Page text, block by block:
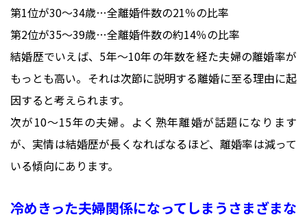
第1位が30～34歳…全離婚件数の21％の比率
第2位が35～39歳…全離婚件数の約14％の比率
結婚歴でいえば、5年～10年の年数を経た夫婦の離婚率が
もっとも高い。それは次節に説明する離婚に至る理由に起
因すると考えられます。
次が10～15年の夫婦。よく熟年離婚が話題になります
が、実情は結婚歴が長くなればなるほど、離婚率は減って
いる傾向にあります。
冷めきった夫婦関係になってしまうさまざまな